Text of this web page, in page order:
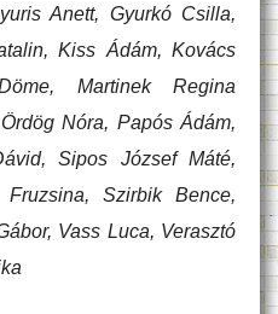
Anett, Gyurkó Csilla,
Kiss Ádám, Kovács
Martinek Regina
Nóra, Papós Ádám,
Sipos József Máté,
Szirbik Bence,
Vass Luca, Verasztó